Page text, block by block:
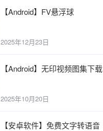
【Android】FV悬浮球
2025年12月23日
【Android】无印视频图集下载
2025年10月20日
【安卓软件】免费文字转语音